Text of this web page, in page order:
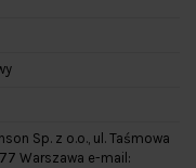
Sp. z o.o., ul. Taśmowa
Warszawa e-mail: